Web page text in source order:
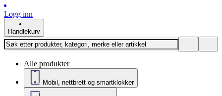
Logg inn
Handlekurv
Alle produkter
Mobil, nettbrett og smartklokker